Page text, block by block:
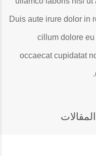
Duis aute irure dolor in
cillum dolore
occaecat cupidatat